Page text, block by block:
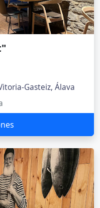
Gasteiz, Álava